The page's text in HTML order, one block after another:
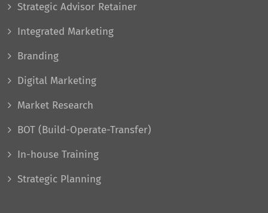
Strategic Advisor Retainer
Integrated Marketing
Branding
Digital Marketing
Market Research
BOT (Build-Operate-Transfer)
In-house Training
Strategic Planning